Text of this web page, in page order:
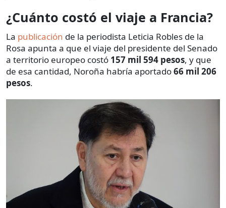
¿Cuánto costó el viaje a Francia?
La publicación de la periodista Leticia Robles de la
Rosa apunta a que el viaje del presidente del Senado
a territorio europeo costó 157 mil 594 pesos, y que
de esa cantidad, Noroña habría aportado66 mil 206
pesos.